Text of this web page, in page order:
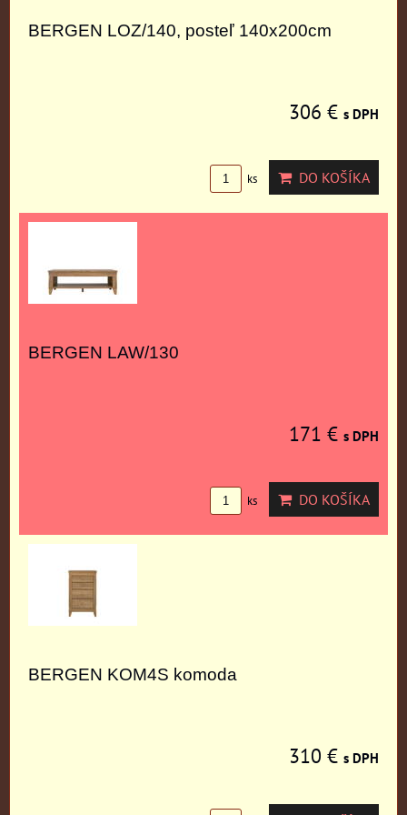
BERGEN LOZ/140, posteľ 140x200cm
306 € s DPH
ks DO KOŠÍKA
BERGEN LAW/130
171 € s DPH
ks DO KOŠÍKA
BERGEN KOM4S komoda
310 € s DPH